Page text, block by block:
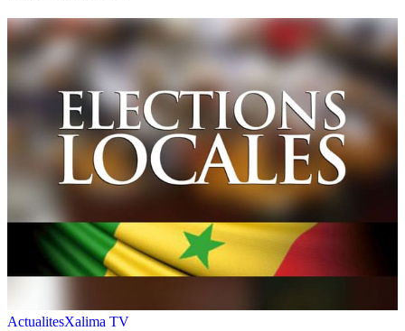
ActualitesXalima TV